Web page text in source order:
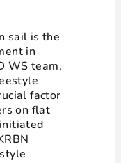
sail is the
in
WS team,
factor
on flat